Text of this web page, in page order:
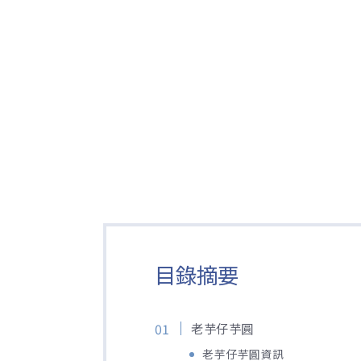
目錄摘要
老芋仔芋圓
老芋仔芋圓資訊